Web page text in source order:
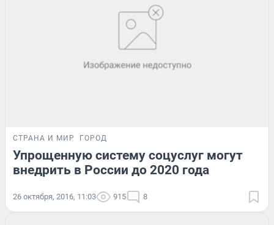
СТРАНА И МИР ГОРОД
Упрощенную систему соцуслуг могут
внедрить в России до 2020 года
26 октября, 2016, 11:03 915 8